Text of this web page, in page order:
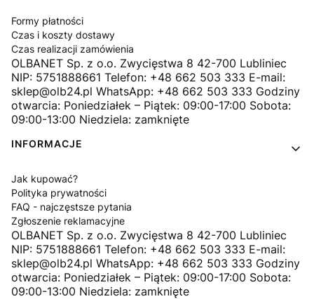
Formy płatności
Czas i koszty dostawy
Czas realizacji zamówienia
OLBANET Sp. z o.o. Zwycięstwa 8 42-700 Lubliniec
NIP: 5751888661 Telefon: +48 662 503 333 E-mail:
sklep@olb24.pl WhatsApp: +48 662 503 333 Godziny
otwarcia: Poniedziałek – Piątek: 09:00-17:00 Sobota:
09:00-13:00 Niedziela: zamknięte
INFORMACJE
Jak kupować?
Polityka prywatności
FAQ - najczęstsze pytania
Zgłoszenie reklamacyjne
OLBANET Sp. z o.o. Zwycięstwa 8 42-700 Lubliniec
NIP: 5751888661 Telefon: +48 662 503 333 E-mail:
sklep@olb24.pl WhatsApp: +48 662 503 333 Godziny
otwarcia: Poniedziałek – Piątek: 09:00-17:00 Sobota:
09:00-13:00 Niedziela: zamknięte